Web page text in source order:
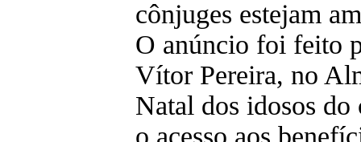
cônjuges estejam
O anúncio foi feito
Vítor Pereira, no
Natal dos idosos
o acesso aos